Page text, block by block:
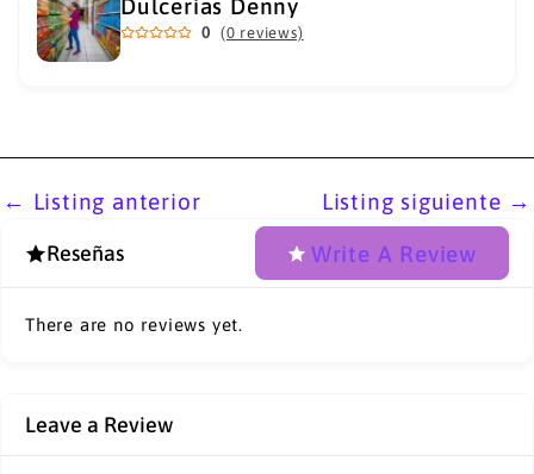
Dulcerias Denny
0 (0 reviews)
← Listing anterior Listing siguiente →
Reseñas Write A Review
There are no reviews yet.
Leave a Review